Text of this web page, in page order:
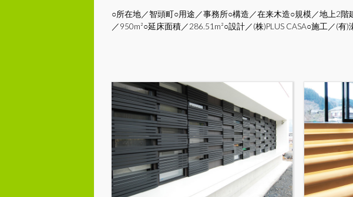
○所在地／智頭町○用途／事務所○構造／在来木造○規模／地上2
／950m²○延床面積／286.51m²○設計／(株)PLUS CASA○施工／(有)